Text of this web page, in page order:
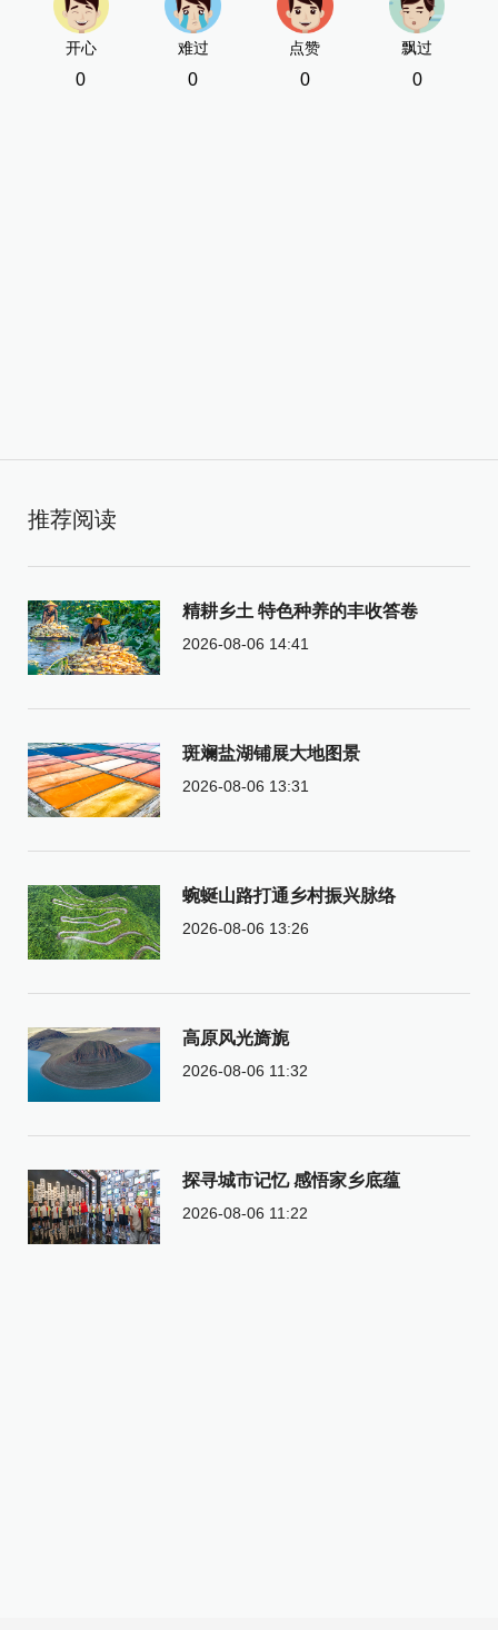
开心
0
难过
0
点赞
0
飘过
0
推荐阅读
精耕乡土 特色种养的丰收答卷
2026-08-06 14:41
斑斓盐湖铺展大地图景
2026-08-06 13:31
蜿蜒山路打通乡村振兴脉络
2026-08-06 13:26
高原风光旖旎
2026-08-06 11:32
探寻城市记忆 感悟家乡底蕴
2026-08-06 11:22